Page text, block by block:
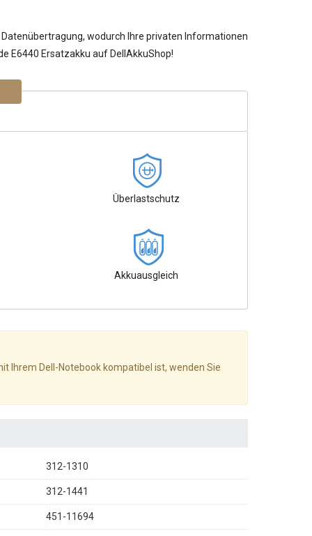
wodurch Ihre privaten Informationen
E6440 Ersatzakku auf DellAkkuShop!
Überlastschutz
Akkuausgleich
Ihrem Dell-Notebook kompatibel ist, wenden Sie
312-1310
312-1441
451-11694